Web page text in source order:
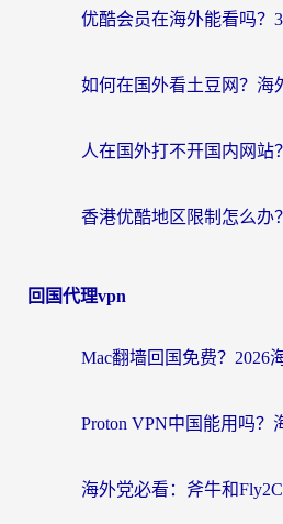
回国代理vpn